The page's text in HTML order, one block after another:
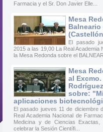
Farmacia y el Sr. Don Javier Elle...
Mesa
El pasado
2015 a las 19,00 La Real Academia
la Mesa Redonda sobre el
Mesa
al
sobre:
aplicaciones
El pasado jueves 11 de diciembre
Real Academia Nacional de
Medicina y de Ciencias
celebrar la Sesión Científi...